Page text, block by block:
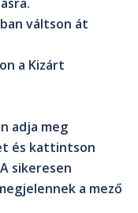
váltson át
a Kizárt
adja meg
és kattintson
sikeresen
a mező